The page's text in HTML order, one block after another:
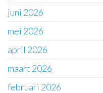
juni 2026
mei 2026
april 2026
maart 2026
februari 2026